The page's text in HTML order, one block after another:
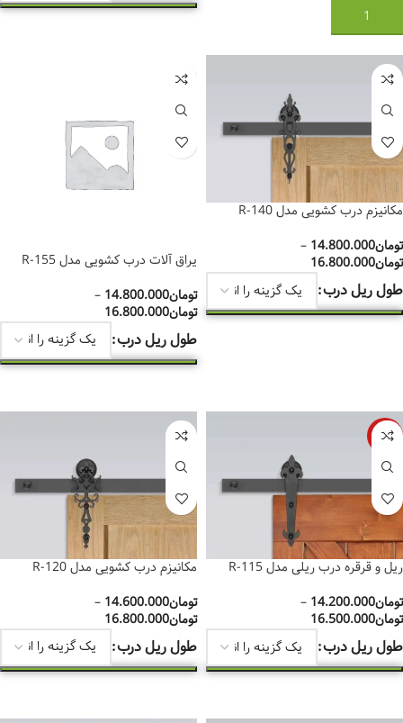
افزودن به سبد خرید
مکانیزم درب کشویی مدل R-140
تومان14.800.000
–
تومان16.800.000
طول ریل درب
یراق آلات درب کشویی مدل R-155
تومان14.800.000
–
تومان16.800.000
طول ریل درب
-11%
ریل و قرقره درب ریلی مدل R-115
تومان14.200.000
–
تومان16.500.000
طول ریل درب
مکانیزم درب کشویی مدل R-120
تومان14.600.000
–
تومان16.800.000
طول ریل درب